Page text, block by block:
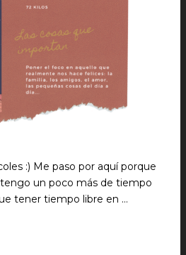
:) Me paso por aquí porque
un poco más de tiempo
tener tiempo libre en …